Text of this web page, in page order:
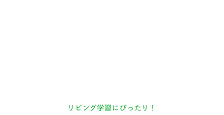
リビング学習にぴったり！